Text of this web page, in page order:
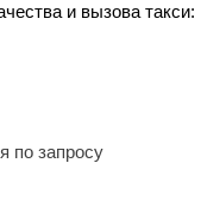
и вызова такси:
по запросу